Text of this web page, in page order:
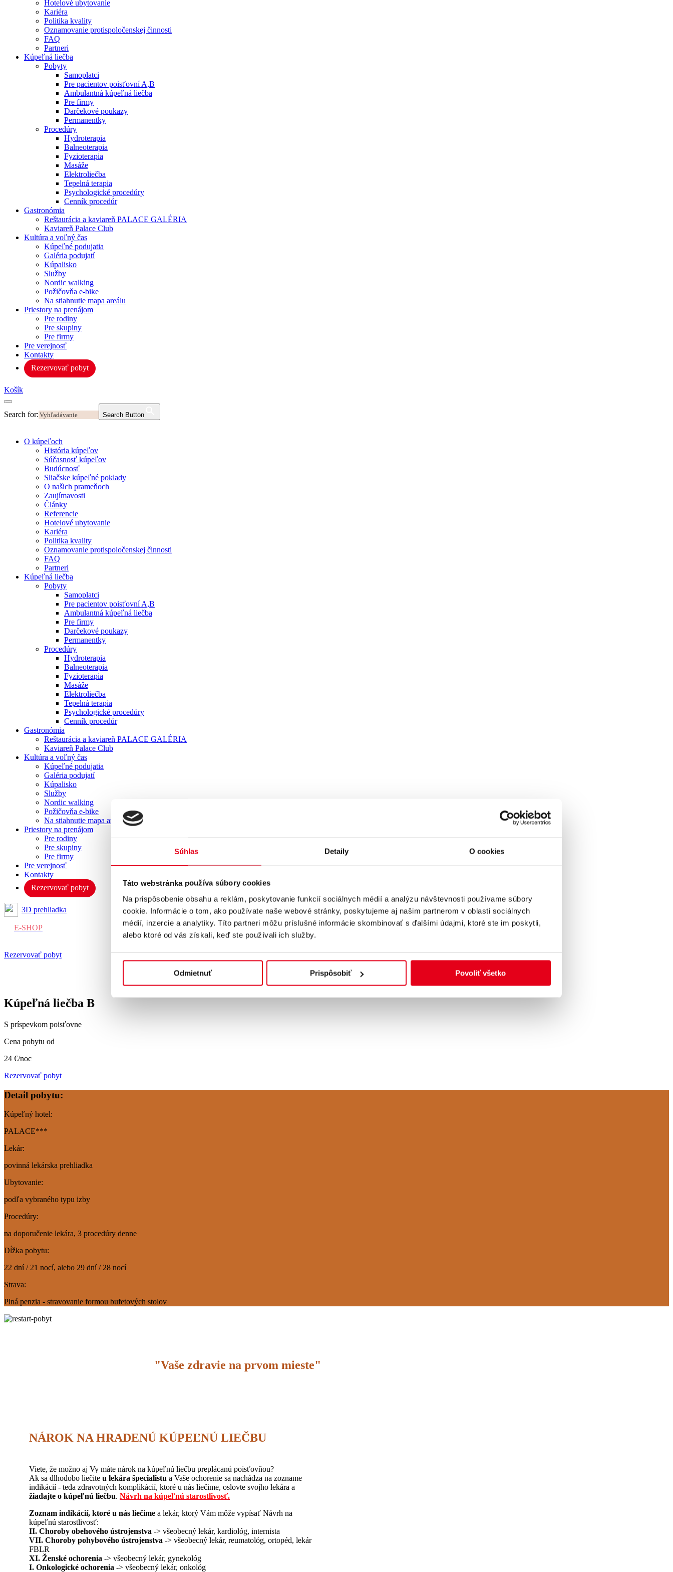
Súhlas Detaily O cookies
Táto webstránka používa súbory cookies
Na prispôsobenie obsahu a reklám, poskytovanie funkcií sociálnych médií a analýzu návštevnosti používame súbory
cookie. Informácie o tom, ako používate naše webové stránky, poskytujeme aj našim partnerom v oblasti sociálnych
médií, inzercie a analytiky. Títo partneri môžu príslušné informácie skombinovať s ďalšími údajmi, ktoré ste im poskytli,
alebo ktoré od vás získali, keď ste používali ich služby.
Odmietnuť Prispôsobiť Povoliť všetko
Hotelové ubytovanie
Kariéra
Politika kvality
Oznamovanie protispoločenskej činnosti
FAQ
Partneri
Kúpeľná liečba
Pobyty
Samoplatci
Pre pacientov poisťovní A,B
Ambulantná kúpeľná liečba
Pre firmy
Darčekové poukazy
Permanentky
Procedúry
Hydroterapia
Balneoterapia
Fyzioterapia
Masáže
Elektroliečba
Tepelná terapia
Psychologické procedúry
Cenník procedúr
Gastronómia
Reštaurácia a kaviareň PALACE GALÉRIA
Kaviareň Palace Club
Kultúra a voľný čas
Kúpeľné podujatia
Galéria podujatí
Kúpalisko
Služby
Nordic walking
Požičovňa e-bike
Na stiahnutie mapa areálu
Priestory na prenájom
Pre rodiny
Pre skupiny
Pre firmy
Pre verejnosť
Kontakty
Rezervovať pobyt
Košík
Search for: Search Button
O kúpeľoch
História kúpeľov
Súčasnosť kúpeľov
Budúcnosť
Sliačske kúpeľné poklady
O našich prameňoch
Zaujímavosti
Články
Referencie
Hotelové ubytovanie
Kariéra
Politika kvality
Oznamovanie protispoločenskej činnosti
FAQ
Partneri
Kúpeľná liečba
Pobyty
Samoplatci
Pre pacientov poisťovní A,B
Ambulantná kúpeľná liečba
Pre firmy
Darčekové poukazy
Permanentky
Procedúry
Hydroterapia
Balneoterapia
Fyzioterapia
Masáže
Elektroliečba
Tepelná terapia
Psychologické procedúry
Cenník procedúr
Gastronómia
Reštaurácia a kaviareň PALACE GALÉRIA
Kaviareň Palace Club
Kultúra a voľný čas
Kúpeľné podujatia
Galéria podujatí
Kúpalisko
Služby
Nordic walking
Požičovňa e-bike
Na stiahnutie mapa areálu
Priestory na prenájom
Pre rodiny
Pre skupiny
Pre firmy
Pre verejnosť
Kontakty
Rezervovať pobyt
3D prehliadka
E-SHOP
Rezervovať pobyt
Kúpeľná liečba B
S príspevkom poisťovne
Cena pobytu od
24 €/noc
Rezervovať pobyt
Detail pobytu:
Kúpeľný hotel:
PALACE***
Lekár:
povinná lekárska prehliadka
Ubytovanie:
podľa vybraného typu izby
Procedúry:
na doporučenie lekára, 3 procedúry denne
Dĺžka pobytu:
22 dní / 21 nocí, alebo 29 dní / 28 nocí
Strava:
Plná penzia - stravovanie formou bufetových stolov
"Vaše zdravie na prvom mieste"
NÁROK NA HRADENÚ KÚPEĽNÚ LIEČBU
Viete, že možno aj Vy máte nárok na kúpeľnú liečbu preplácanú poisťovňou?
Ak sa dlhodobo liečite u lekára špecialistu a Vaše ochorenie sa nachádza na zozname
indikácií - teda zdravotných komplikácií, ktoré u nás liečime, oslovte svojho lekára a
žiadajte o kúpeľnú liečbu. Návrh na kúpeľnú starostlivosť.
Zoznam indikácií, ktoré u nás liečime a lekár, ktorý Vám môže vypísať Návrh na
kúpeľnú starostlivosť:
II. Choroby obehového ústrojenstva -> všeobecný lekár, kardiológ, internista
VII. Choroby pohybového ústrojenstva -> všeobecný lekár, reumatológ, ortopéd, lekár
FBLR
XI. Ženské ochorenia -> všeobecný lekár, gynekológ
I. Onkologické ochorenia -> všeobecný lekár, onkológ